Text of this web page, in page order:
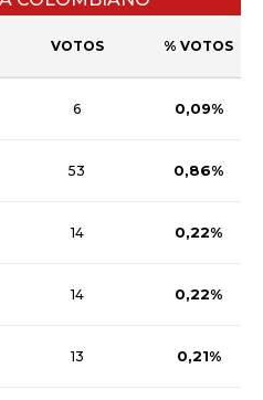
VOTOS % VOTOS
6 0,09%
53 0,86%
14 0,22%
14 0,22%
13 0,21%